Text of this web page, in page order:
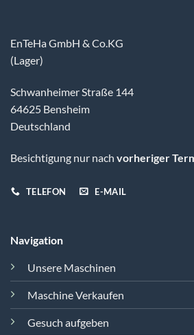
EnTeHa GmbH & Co.KG
(Lager)
Schwanheimer Straße 144
64625 Bensheim
Deutschland
Besichtigung nur nach vorheriger
TELEFON E-MAIL
Navigation
Unsere Maschinen
Maschine Verkaufen
Gesuch aufgeben